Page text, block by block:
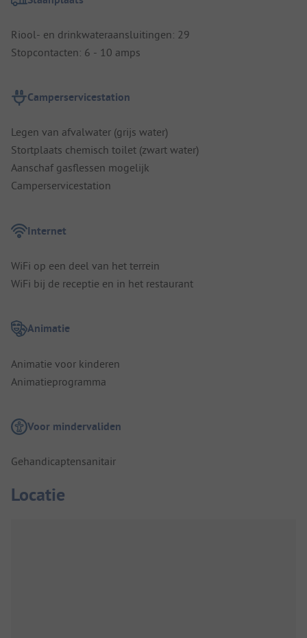
Riool- en drinkwateraansluitingen: 29
Stopcontacten: 6 - 10 amps
Camperservicestation
Legen van afvalwater (grijs water)
Stortplaats chemisch toilet (zwart water)
Aanschaf gasflessen mogelijk
Camperservicestation
Internet
WiFi op een deel van het terrein
WiFi bij de receptie en in het restaurant
Animatie
Animatie voor kinderen
Animatieprogramma
Voor mindervaliden
Gehandicaptensanitair
Locatie